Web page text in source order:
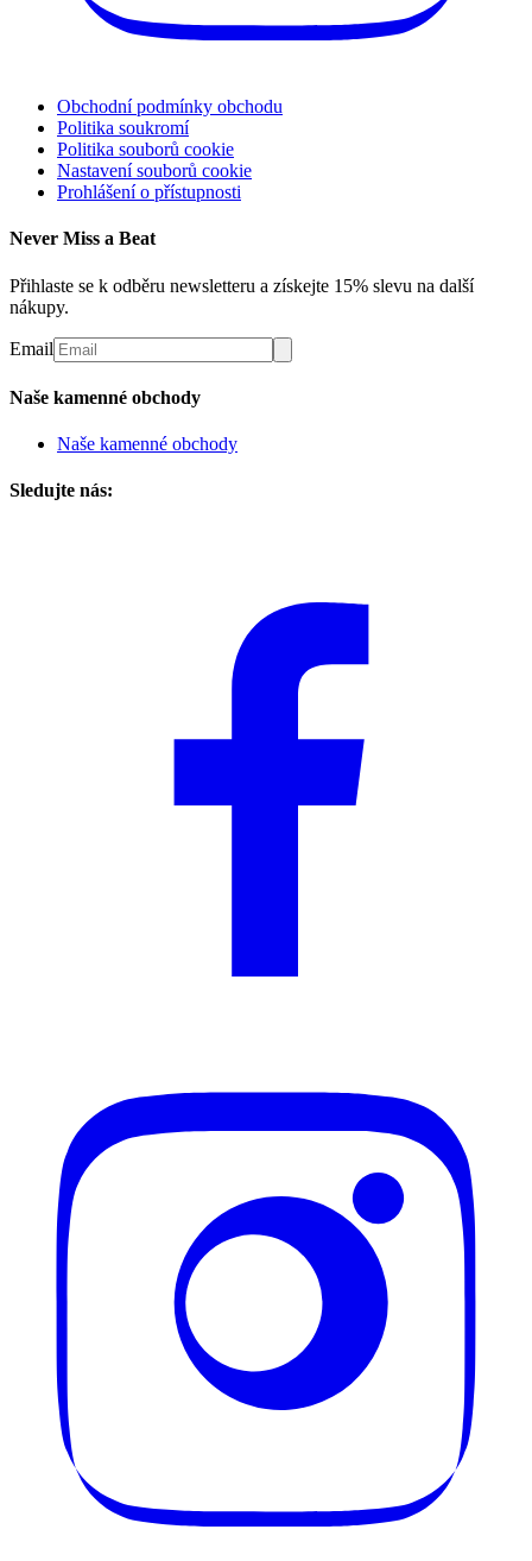
Obchodní podmínky obchodu
Politika soukromí
Politika souborů cookie
Nastavení souborů cookie
Prohlášení o přístupnosti
Never Miss a Beat
Přihlaste se k odběru newsletteru a získejte 15% slevu na další
nákupy.
Email
Naše kamenné obchody
Naše kamenné obchody
Sledujte nás: